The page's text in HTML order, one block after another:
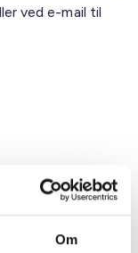
Om
ved e-mail til
Viden